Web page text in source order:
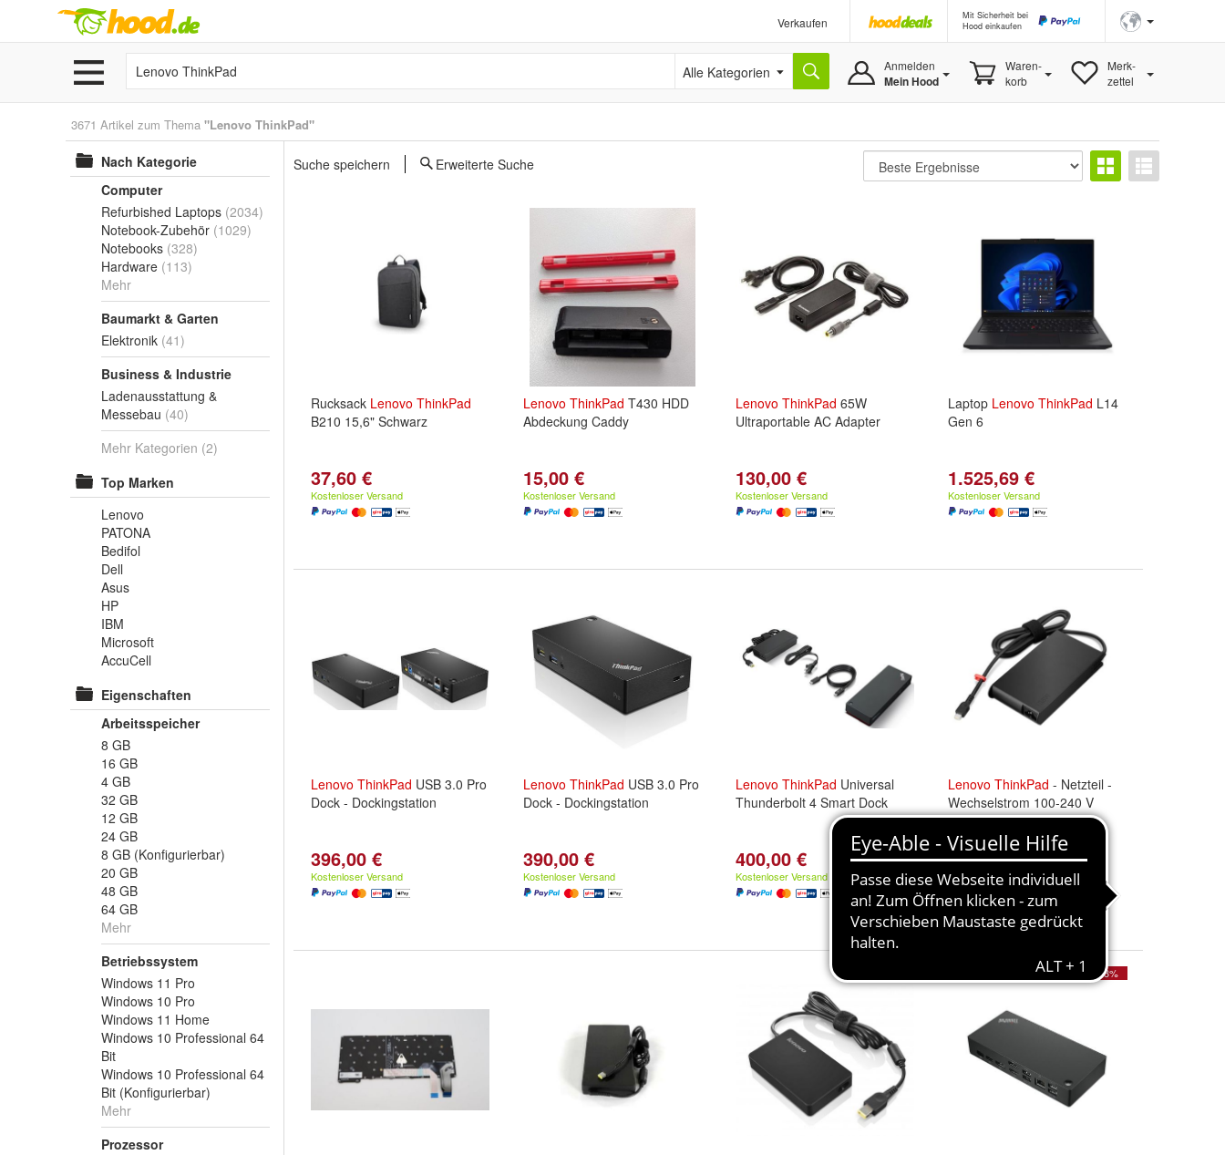
Verkaufen
Mit Sicherheit bei
Hood einkaufen
Alle Kategorien Anmelden
Mein Hood
Waren-
korb
Merk-
zettel
3671 Artikel zum Thema "Lenovo ThinkPad"
Nach Kategorie
Computer
Refurbished Laptops (2034)
Notebook-Zubehör (1029)
Notebooks (328)
Hardware (113)
Mehr
Baumarkt & Garten
Elektronik (41)
Business & Industrie
Ladenausstattung &
Messebau (40)
Mehr Kategorien (2)
Top Marken
Lenovo
PATONA
Bedifol
Dell
Asus
HP
IBM
Microsoft
AccuCell
Eigenschaften
Arbeitsspeicher
8 GB
16 GB
4 GB
32 GB
12 GB
24 GB
8 GB (Konfigurierbar)
20 GB
48 GB
64 GB
Mehr
Betriebssystem
Windows 11 Pro
Windows 10 Pro
Windows 11 Home
Windows 10 Professional 64
Bit
Windows 10 Professional 64
Bit (Konfigurierbar)
Mehr
Prozessor
Suche speichern Erweiterte Suche
Rucksack Lenovo ThinkPad
B210 15,6" Schwarz
37,60 €
Kostenloser Versand
Lenovo ThinkPad T430 HDD
Abdeckung Caddy
15,00 €
Kostenloser Versand
Lenovo ThinkPad 65W
Ultraportable AC Adapter
130,00 €
Kostenloser Versand
Laptop Lenovo ThinkPad L14
Gen 6
1.525,69 €
Kostenloser Versand
Lenovo ThinkPad USB 3.0 Pro
Dock - Dockingstation
396,00 €
Kostenloser Versand
Lenovo ThinkPad USB 3.0 Pro
Dock - Dockingstation
390,00 €
Kostenloser Versand
Lenovo ThinkPad Universal
Thunderbolt 4 Smart Dock
400,00 €
Kostenloser Versand
Lenovo ThinkPad - Netzteil -
Wechselstrom 100-240 V
85,00 €
Kostenloser Versand
- 43%